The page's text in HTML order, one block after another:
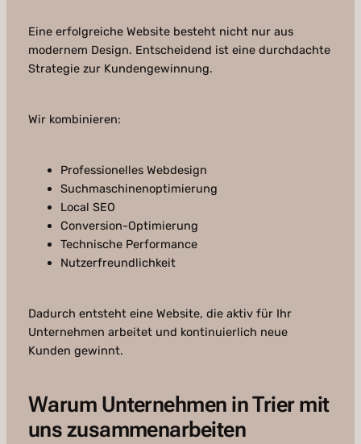
Eine erfolgreiche Website besteht nicht nur aus
modernem Design. Entscheidend ist eine durchdachte
Strategie zur Kundengewinnung.
Wir kombinieren:
Professionelles Webdesign
Suchmaschinenoptimierung
Local SEO
Conversion-Optimierung
Technische Performance
Nutzerfreundlichkeit
Dadurch entsteht eine Website, die aktiv für Ihr
Unternehmen arbeitet und kontinuierlich neue
Kunden gewinnt.
Warum Unternehmen in Trier mit
uns zusammenarbeiten